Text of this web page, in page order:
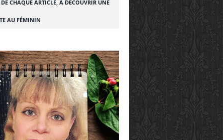
CHAQUE ARTICLE, À DÉCOUVRIR UNE
AU FÉMININ